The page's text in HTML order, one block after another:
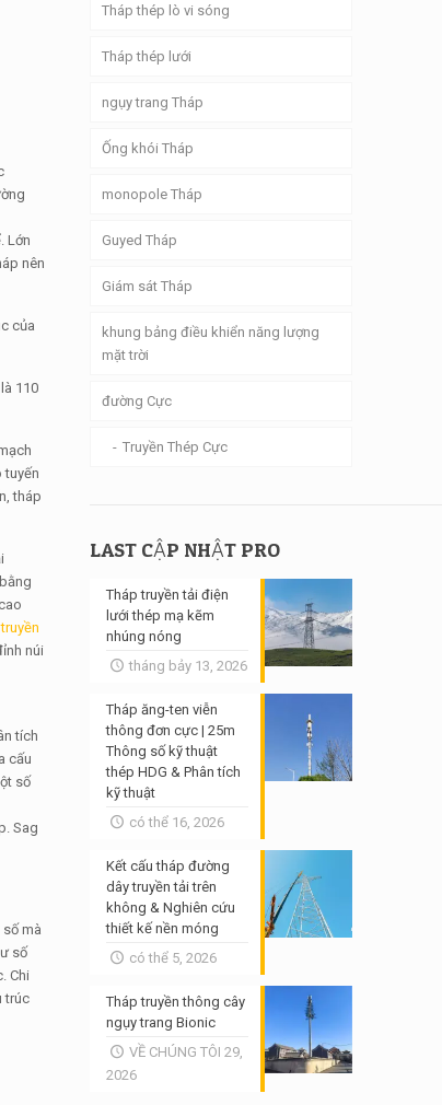
Lớn
nên
của
110
tuyến
tháp
núi
tích
cấu
số
Sag
mà
số
Chi
trúc
Tháp thép lò vi sóng
Tháp thép lưới
ngụy trang Tháp
Ống khói Tháp
monopole Tháp
Guyed Tháp
Giám sát Tháp
khung bảng điều khiển năng lượng
mặt trời
đường Cực
Truyền Thép Cực
LAST CẬP NHẬT PRO
Tháp truyền tải điện
lưới thép mạ kẽm
nhúng nóng
tháng bảy 13, 2026
Tháp ăng-ten viễn
thông đơn cực | 25m
Thông số kỹ thuật
thép HDG & Phân tích
kỹ thuật
có thể 16, 2026
Kết cấu tháp đường
dây truyền tải trên
không & Nghiên cứu
thiết kế nền móng
có thể 5, 2026
Tháp truyền thông cây
ngụy trang Bionic
VỀ CHÚNG TÔI 29,
2026